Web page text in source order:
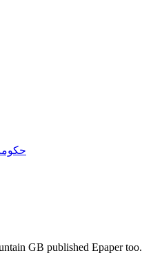
GB published Epaper too.